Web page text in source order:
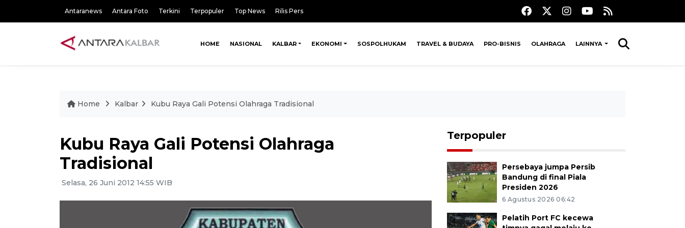
Antaranews Antara Foto Terkini Terpopuler Top News Rilis Pers
HOME NASIONAL KALBAR EKONOMI SOSPOLHUKAM TRAVEL & BUDAYA PRO-BISNIS OLAHRAGA LAINNYA
Home Kalbar Kubu Raya Gali Potensi Olahraga Tradisional
Kubu Raya Gali Potensi Olahraga
Tradisional
Selasa, 26 Juni 2012 14:55 WIB
Terpopuler
Persebaya jumpa Persib
Bandung di final Piala
Presiden 2026
6 Agustus 2026 06:42
Pelatih Port FC kecewa